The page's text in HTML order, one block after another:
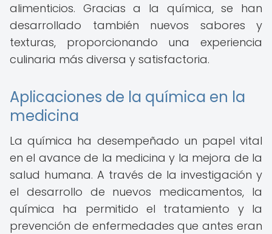
alimenticios. Gracias a la química, se han
desarrollado también nuevos sabores y
texturas, proporcionando una experiencia
culinaria más diversa y satisfactoria.
Aplicaciones de la química en la
medicina
La química ha desempeñado un papel vital
en el avance de la medicina y la mejora de la
salud humana. A través de la investigación y
el desarrollo de nuevos medicamentos, la
química ha permitido el tratamiento y la
prevención de enfermedades que antes eran